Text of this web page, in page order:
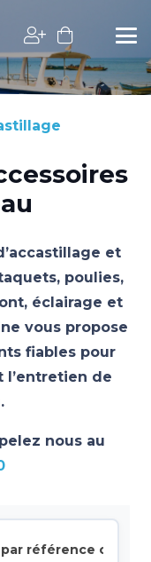
et
poulies,
éclairage et
vous propose
fiables pour
l’entretien de
nous au